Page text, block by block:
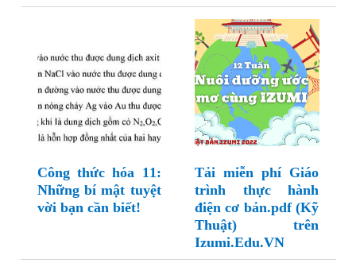
Công thức hóa 11:
Những bí mật tuyệt
vời bạn cần biết!
Tải miễn phí Giáo
trình thực hành
điện cơ bản.pdf (Kỹ
Thuật) trên
Izumi.Edu.VN